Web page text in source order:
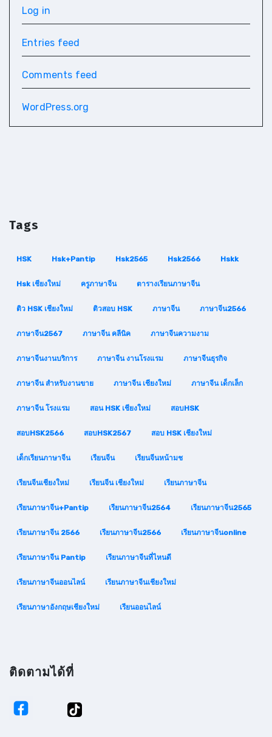
Log in
Entries feed
Comments feed
WordPress.org
Tags
HSK Hsk+pantip Hsk2565 Hsk2566 Hskk
Hsk เชียงใหม่ ครูภาษาจีน ตารางเรียนภาษาจีน
ติว HSK เชียงใหม่ ติวสอบ HSK ภาษาจีน ภาษาจีน2566
ภาษาจีน2567 ภาษาจีน คลีนิค ภาษาจีนความงาม
ภาษาจีนงานบริการ ภาษาจีน งานโรงแรม ภาษาจีนธุรกิจ
ภาษาจีน สำหรับงานขาย ภาษาจีน เชียงใหม่ ภาษาจีน เด็กเล็ก
ภาษาจีน โรงแรม สอน HSK เชียงใหม่ สอบHSK
สอบHSK2566 สอบHSK2567 สอบ HSK เชียงใหม่
เด็กเรียนภาษาจีน เรียนจีน เรียนจีนหน้ามช
เรียนจีนเชียงใหม่ เรียนจีน เชียงใหม่ เรียนภาษาจีน
เรียนภาษาจีน+pantip เรียนภาษาจีน2564 เรียนภาษาจีน2565
เรียนภาษาจีน 2566 เรียนภาษาจีน2566 เรียนภาษาจีนonline
เรียนภาษาจีน Pantip เรียนภาษาจีนที่ไหนดี
เรียนภาษาจีนออนไลน์ เรียนภาษาจีนเชียงใหม่
เรียนภาษาอังกฤษเชียงใหม่ เรียนออนไลน์
ติดตามได้ที่